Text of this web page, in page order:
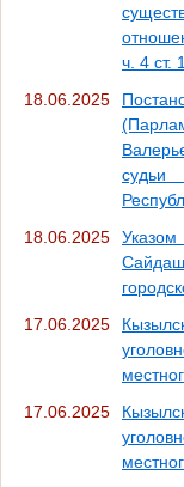
ч. 4 ст.
18.06.2025
судьи
18.06.2025
Сайдаш
17.06.2025
17.06.2025